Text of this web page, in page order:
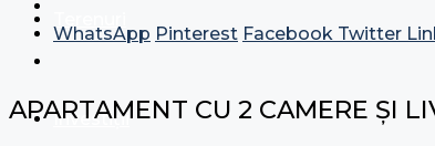
Investiții
WhatsApp Pinterest Facebook Twitter
APARTAMENT CU 2 CAMERE ȘI